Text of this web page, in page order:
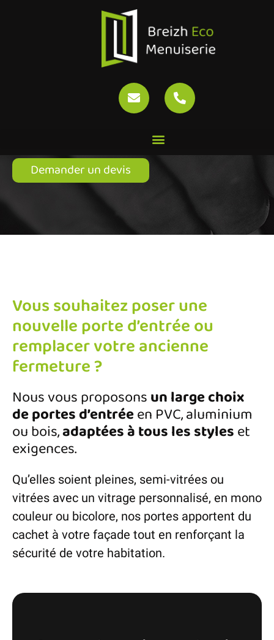
Portes d’entrée
Demander un devis
Vous souhaitez poser une
nouvelle porte d’entrée ou
remplacer votre ancienne
fermeture ?
Nous vous proposonsun large choix
de portes d’entréeen PVC, aluminium
ou bois,adaptées à tous les styleset
exigences.
Qu’elles soient pleines, semi-vitrées ou
vitrées avec un vitrage personnalisé, en mono
couleur ou bicolore, nos portes apportent du
cachet à votre façade tout en renforçant la
sécurité de votre habitation.